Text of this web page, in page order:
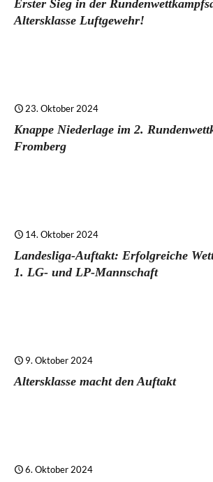
Erster Sieg in der
Altersklasse Luftgewehr!
23. Oktober 2024
Knappe Niederlage im 2.
Fromberg
14. Oktober 2024
Landesliga-Auftakt: Erfolgreiche
1. LG- und LP-Mannschaft
9. Oktober 2024
Altersklasse macht den Auftakt
6. Oktober 2024